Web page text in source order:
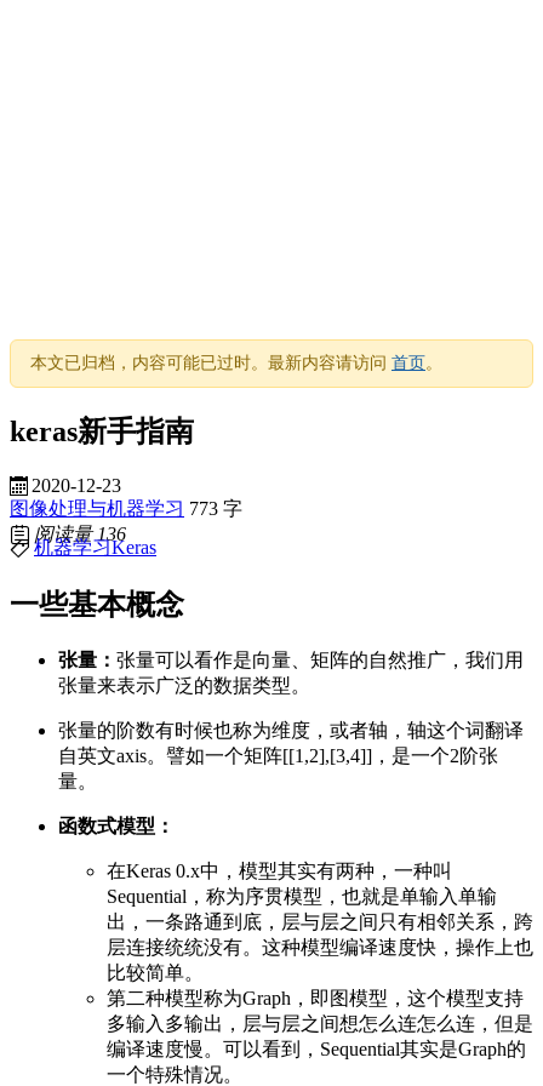
本文已归档，内容可能已过时。最新内容请访问 首页。
keras新手指南
2020-12-23
图像处理与机器学习 773 字
阅读量 136
机器学习Keras
一些基本概念
张量： 张量可以看作是向量、矩阵的自然推广，我们用
张量来表示广泛的数据类型。
张量的阶数有时候也称为维度，或者轴，轴这个词翻译
自英文axis。譬如一个矩阵[[1,2],[3,4]]，是一个2阶张
量。
函数式模型：
在Keras 0.x中，模型其实有两种，一种叫
Sequential，称为序贯模型，也就是单输入单输
出，一条路通到底，层与层之间只有相邻关系，跨
层连接统统没有。这种模型编译速度快，操作上也
比较简单。
第二种模型称为Graph，即图模型，这个模型支持
多输入多输出，层与层之间想怎么连怎么连，但是
编译速度慢。可以看到，Sequential其实是Graph的
一个特殊情况。